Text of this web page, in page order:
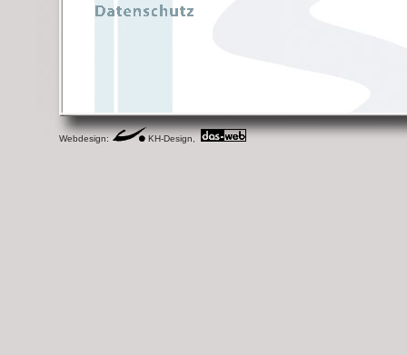
Webdesign: KH-Design,